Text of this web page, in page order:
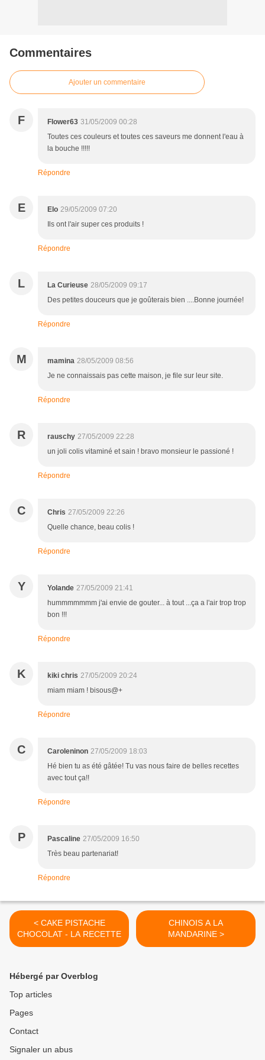
Commentaires
Ajouter un commentaire
F Flower63 31/05/2009 00:28
Toutes ces couleurs et toutes ces saveurs me donnent l'eau à
la bouche !!!!!
Répondre
E Elo 29/05/2009 07:20
Ils ont l'air super ces produits !
Répondre
L La Curieuse 28/05/2009 09:17
Des petites douceurs que je goûterais bien ....Bonne journée!
Répondre
M mamina 28/05/2009 08:56
Je ne connaissais pas cette maison, je file sur leur site.
Répondre
R rauschy 27/05/2009 22:28
un joli colis vitaminé et sain ! bravo monsieur le passioné !
Répondre
C Chris 27/05/2009 22:26
Quelle chance, beau colis !
Répondre
Y Yolande 27/05/2009 21:41
hummmmmmm j'ai envie de gouter... à tout ...ça a l'air trop trop
bon !!!
Répondre
K kiki chris 27/05/2009 20:24
miam miam ! bisous@+
Répondre
C Caroleninon 27/05/2009 18:03
Hé bien tu as été gâtée! Tu vas nous faire de belles recettes
avec tout ça!!
Répondre
P Pascaline 27/05/2009 16:50
Très beau partenariat!
Répondre
< CAKE PISTACHE
CHOCOLAT - LA RECETTE
CHINOIS A LA
MANDARINE >
Hébergé par Overblog
Top articles
Pages
Contact
Signaler un abus